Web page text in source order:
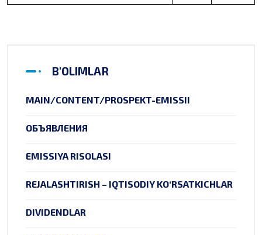
B'OLIMLAR
MAIN/CONTENT/PROSPEKT-EMISSII
ОБЪЯВЛЕНИЯ
EMISSIYA RISOLASI
REJALASHTIRISH – IQTISODIY KO‘RSATKICHLAR
DIVIDENDLAR